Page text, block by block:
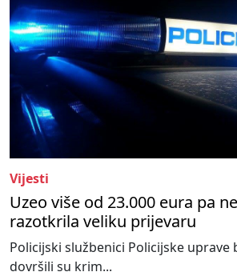
Vijesti
Uzeo više od 23.000 eura pa
razotkrila veliku prijevaru
Policijski službenici Policijske uprave
dovršili su krim...